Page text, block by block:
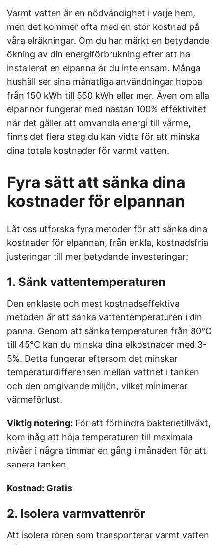
Varmt vatten är en nödvändighet i varje hem,
men det kommer ofta med en stor kostnad på
våra elräkningar. Om du har märkt en betydande
ökning av din energiförbrukning efter att ha
installerat en elpanna är du inte ensam. Många
hushåll ser sina månatliga användningar hoppa
från 150 kWh till 550 kWh eller mer. Även om alla
elpannor fungerar med nästan 100% effektivitet
när det gäller att omvandla energi till värme,
finns det flera steg du kan vidta för att minska
dina totala kostnader för varmt vatten.
Fyra sätt att sänka dina
kostnader för elpannan
Låt oss utforska fyra metoder för att sänka dina
kostnader för elpannan, från enkla, kostnadsfria
justeringar till mer betydande investeringar:
1. Sänk vattentemperaturen
Den enklaste och mest kostnadseffektiva
metoden är att sänka vattentemperaturen i din
panna. Genom att sänka temperaturen från 80°C
till 45°C kan du minska dina elkostnader med 3-
5%. Detta fungerar eftersom det minskar
temperaturdifferensen mellan vattnet i tanken
och den omgivande miljön, vilket minimerar
värmeförlust.
Viktig notering: För att förhindra bakterietillväxt,
kom ihåg att höja temperaturen till maximala
nivåer i några timmar en gång i månaden för att
sanera tanken.
Kostnad: Gratis
2. Isolera varmvattenrör
Att isolera rören som transporterar varmt vatten